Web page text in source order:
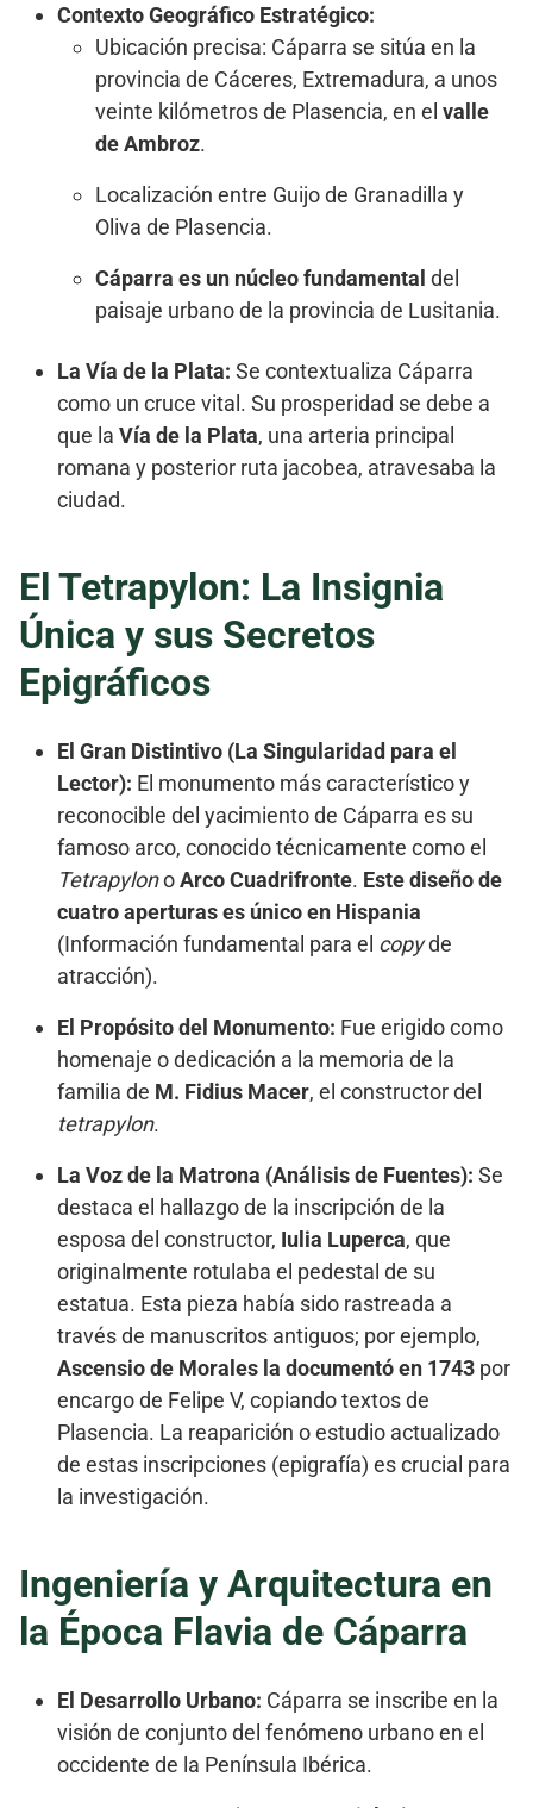
Contexto Geográfico Estratégico:
Ubicación precisa: Cáparra se sitúa en la
provincia de Cáceres, Extremadura, a unos
veinte kilómetros de Plasencia, en el valle
de Ambroz.
Localización entre Guijo de Granadilla y
Oliva de Plasencia.
Cáparra es un núcleo fundamental del
paisaje urbano de la provincia de Lusitania.
La Vía de la Plata: Se contextualiza Cáparra
como un cruce vital. Su prosperidad se debe a
que la Vía de la Plata, una arteria principal
romana y posterior ruta jacobea, atravesaba la
ciudad.
El Tetrapylon: La Insignia
Única y sus Secretos
Epigráficos
El Gran Distintivo (La Singularidad para el
Lector): El monumento más característico y
reconocible del yacimiento de Cáparra es su
famoso arco, conocido técnicamente como el
TetrapylonoArco Cuadrifronte. Este diseño de
cuatro aperturas es único en Hispania
(Información fundamental para el copyde
atracción).
El Propósito del Monumento: Fue erigido como
homenaje o dedicación a la memoria de la
familia de M. Fidius Macer, el constructor del
tetrapylon.
La Voz de la Matrona (Análisis de Fuentes): Se
destaca el hallazgo de la inscripción de la
esposa del constructor, Iulia Luperca, que
originalmente rotulaba el pedestal de su
estatua. Esta pieza había sido rastreada a
través de manuscritos antiguos; por ejemplo,
Ascensio de Morales la documentó en 1743 por
encargo de Felipe V, copiando textos de
Plasencia. La reaparición o estudio actualizado
de estas inscripciones (epigrafía) es crucial para
la investigación.
Ingeniería y Arquitectura en
la Época Flavia de Cáparra
El Desarrollo Urbano: Cáparra se inscribe en la
visión de conjunto del fenómeno urbano en el
occidente de la Península Ibérica.